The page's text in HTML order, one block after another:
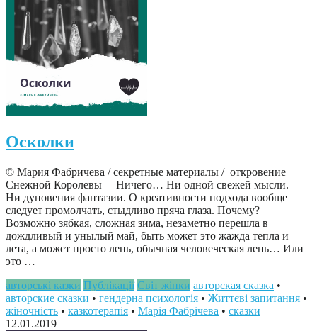
Осколки
© Мария Фабричева / секретные материалы / откровение
Снежной Королевы Ничего… Ни одной свежей мысли.
Ни дуновения фантазии. О креативности подхода вообще
следует промолчать, стыдливо пряча глаза. Почему?
Возможно зябкая, сложная зима, незаметно перешла в
дождливый и унылый май, быть может это жажда тепла и
лета, а может просто лень, обычная человеческая лень… Или
это …
авторські казки Публікації Світ жінки авторская сказка •
авторские сказки • гендерна психологія • Життєві запитання •
жіночність • казкотерапія • Марія Фабрічева • сказки
12.01.2019